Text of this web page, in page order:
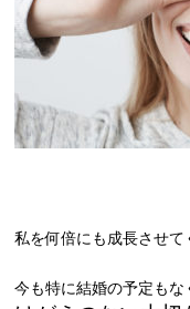
私を何倍にも成長させて
今も特に結婚の予定もな